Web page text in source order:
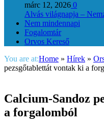
márc 12, 2026 0
Alvás világnapja –
Nem mindennapi
Fogalomtár
Orvos Kereső
You are at:Home » Hírek »
pezsgőtablettát vontak ki a
Calcium-Sandoz
a forgalomból